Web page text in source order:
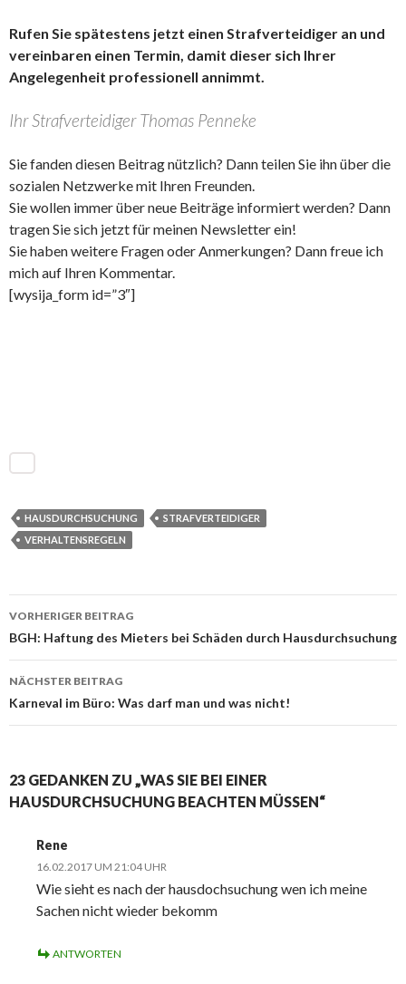
Rufen Sie spätestens jetzt einen Strafverteidiger an und
vereinbaren einen Termin, damit dieser sich Ihrer
Angelegenheit professionell annimmt.
Ihr Strafverteidiger Thomas Penneke
Sie fanden diesen Beitrag nützlich? Dann teilen Sie ihn über die
sozialen Netzwerke mit Ihren Freunden.
Sie wollen immer über neue Beiträge informiert werden? Dann
tragen Sie sich jetzt für meinen Newsletter ein!
Sie haben weitere Fragen oder Anmerkungen? Dann freue ich
mich auf Ihren Kommentar.
[wysija_form id=”3″]
HAUSDURCHSUCHUNG
STRAFVERTEIDIGER
VERHALTENSREGELN
Beitrags-
Navigation
VORHERIGER BEITRAG
BGH: Haftung des Mieters bei Schäden durch Hausdurchsuchung
NÄCHSTER BEITRAG
Karneval im Büro: Was darf man und was nicht!
23 GEDANKEN ZU „WAS SIE BEI EINER
HAUSDURCHSUCHUNG BEACHTEN MÜSSEN“
Rene
16.02.2017 UM 21:04 UHR
Wie sieht es nach der hausdochsuchung wen ich meine
Sachen nicht wieder bekomm
ANTWORTEN